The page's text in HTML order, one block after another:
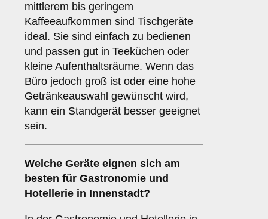
mittlerem bis geringem
Kaffeeaufkommen sind Tischgeräte
ideal. Sie sind einfach zu bedienen
und passen gut in Teeküchen oder
kleine Aufenthaltsräume. Wenn das
Büro jedoch groß ist oder eine hohe
Getränkeauswahl gewünscht wird,
kann ein Standgerät besser geeignet
sein.
Welche Geräte eignen sich am
besten für Gastronomie und
Hotellerie in Innenstadt?